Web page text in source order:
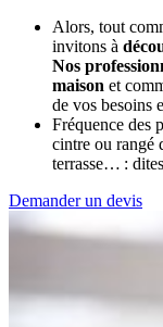
Alors, tout
invitons à
Nos
maison et
de vos besoins
Fréquence des
cintre ou rangé
terrasse… :
Demander un devis